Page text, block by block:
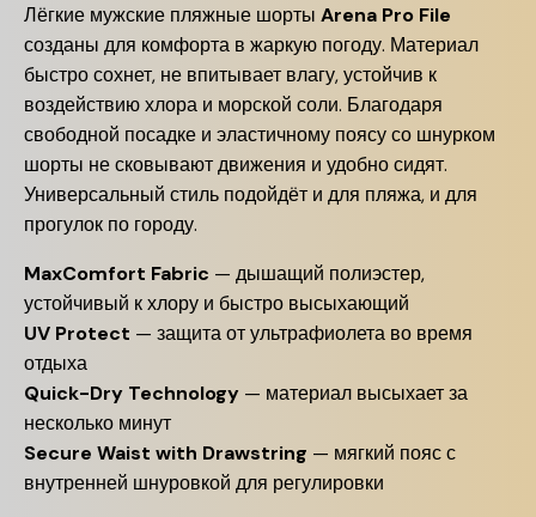
Лёгкие мужские пляжные шорты Arena Pro File
созданы для комфорта в жаркую погоду. Материал
быстро сохнет, не впитывает влагу, устойчив к
воздействию хлора и морской соли. Благодаря
свободной посадке и эластичному поясу со шнурком
шорты не сковывают движения и удобно сидят.
Универсальный стиль подойдёт и для пляжа, и для
прогулок по городу.
MaxComfort Fabric — дышащий полиэстер,
устойчивый к хлору и быстро высыхающий
UV Protect — защита от ультрафиолета во время
отдыха
Quick-Dry Technology — материал высыхает за
несколько минут
Secure Waist with Drawstring — мягкий пояс с
внутренней шнуровкой для регулировки